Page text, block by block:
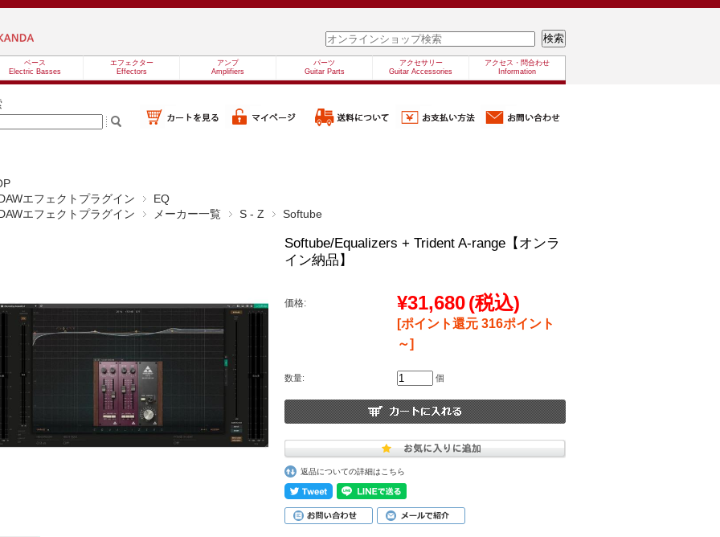
ベース
Electric Basses
エフェクター
Effectors
アンプ
Amplifiers
パーツ
Guitar Parts
アクセサリー
Guitar Accessories
アクセス・問合わせ
Information
エフェクトプラグイン
EQ
エフェクトプラグイン
メーカー一覧 S - Z Softube
Softube/Equalizers + Trident A-range【オンラ
イン納品】
価格: ¥31,680(税込)
[ポイント還元 316ポイント
～]
数量: 個
返品についての詳細はこちら